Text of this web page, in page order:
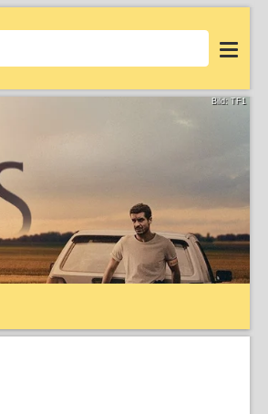
Login
Bild: TF1